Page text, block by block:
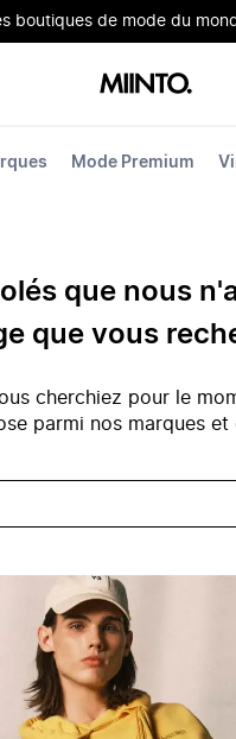
boutiques de mode du
Mode Premium
que nous
que vous
cherchiez pour le
parmi nos marques